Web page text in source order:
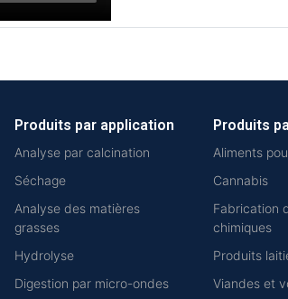
Produits par application
Analyse par calcination
Séchage
Analyse des matières
grasses
Hydrolyse
Digestion par micro-ondes
Produits
Aliments
Cannabis
Fabrication
chimiques
Produits
Viandes et